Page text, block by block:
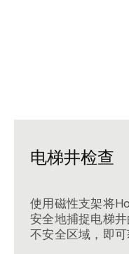
电梯井检查
使用磁性支架将
安全地捕捉电梯
不安全区域，即可